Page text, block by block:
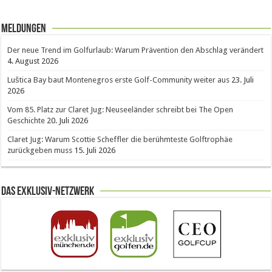
Meldungen
Der neue Trend im Golfurlaub: Warum Prävention den Abschlag verändert
4. August 2026
Luštica Bay baut Montenegros erste Golf-Community weiter aus 23. Juli
2026
Vom 85. Platz zur Claret Jug: Neuseeländer schreibt bei The Open
Geschichte 20. Juli 2026
Claret Jug: Warum Scottie Scheffler die berühmteste Golftrophäe
zurückgeben muss 15. Juli 2026
Das Exklusiv-Netzwerk